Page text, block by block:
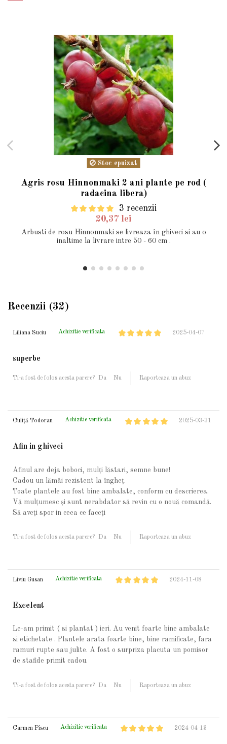
Stoc epuizat
Agris rosu Hinnonmaki 2 ani plante pe rod (
radacina libera)
3 recenzii
20,37 lei
Arbusti de rosu Hinnonmaki se livreaza în ghiveci si au o
inaltime la livrare intre 50 - 60 cm .
Recenzii (32)
Liliana Suciu Achizitie verificata 2025-04-07
superbe
Ti-a fost de folos acesta parere? Da Nu Raporteaza un abuz
Culiță Todoran Achizitie verificata 2025-03-31
Afin in ghiveci
Afinul are deja boboci, mulți lăstari, semne bune!
Cadou un lămâi rezistent la îngheț.
Toate plantele au fost bine ambalate, conform cu descrierea.
Vă mulțumesc și sunt nerabdator să revin cu o nouă comandă.
Să aveți spor in ceea ce faceți
Ti-a fost de folos acesta parere? Da Nu Raporteaza un abuz
Liviu Gusan Achizitie verificata 2024-11-08
Excelent
Le-am primit ( si plantat ) ieri. Au venit foarte bine ambalate
si etichetate . Plantele arata foarte bine, bine ramificate, fara
ramuri rupte sau julite. A fost o surpriza placuta un pomisor
de stafide primit cadou.
Ti-a fost de folos acesta parere? Da Nu Raporteaza un abuz
Carmen Piscu Achizitie verificata 2024-04-13